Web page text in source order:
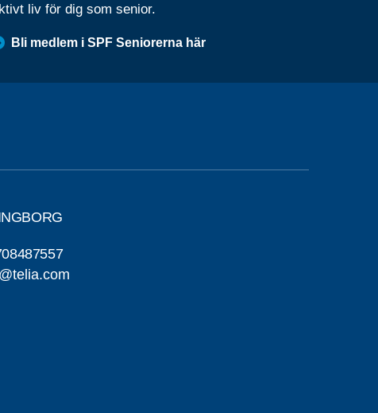
liv för dig som senior.
Bli medlem i SPF Seniorerna här